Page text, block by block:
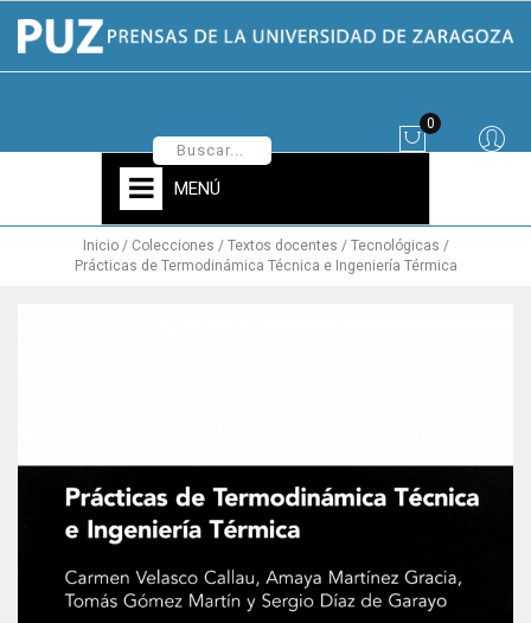
0
MENÚ
Inicio Colecciones Textos docentes
Tecnológicas
Prácticas de Termodinámica Técnica e Ingeniería Térmica